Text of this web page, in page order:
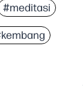
#meditasi